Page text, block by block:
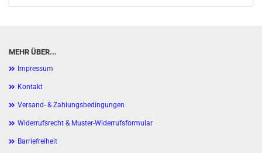
MEHR ÜBER...
Impressum
Kontakt
Versand- & Zahlungsbedingungen
Widerrufsrecht & Muster-Widerrufsformular
Barriefreiheit